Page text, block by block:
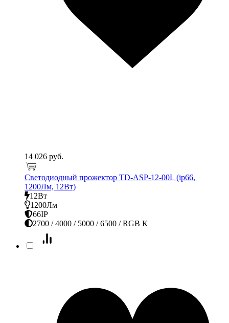
14 026 руб.
Светодиодный прожектор TD-ASP-12-00L (ip66,
1200Лм, 12Вт)
12Вт
1200Лм
66IP
2700 / 4000 / 5000 / 6500 / RGB К